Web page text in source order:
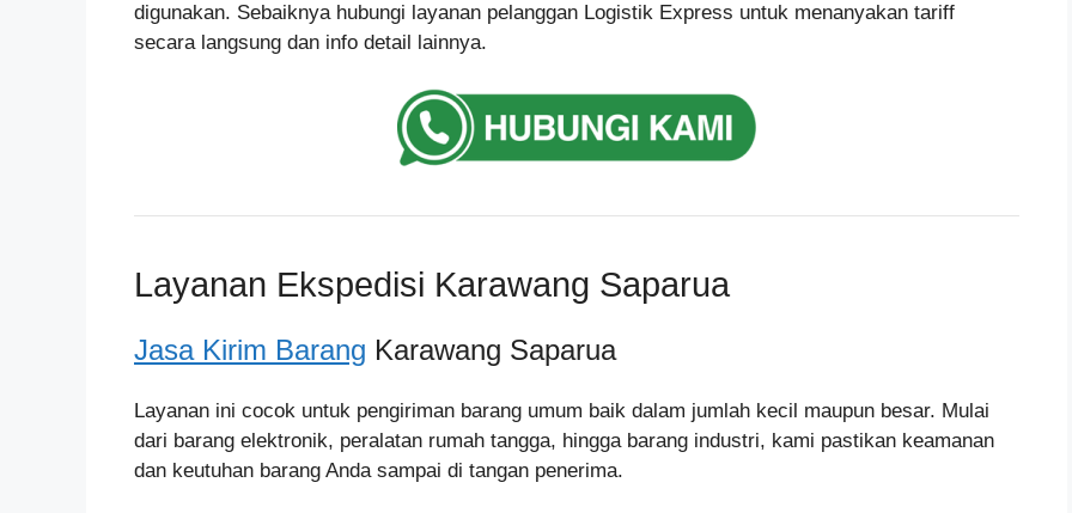
digunakan. Sebaiknya hubungi layanan pelanggan Logistik Express untuk menanyakan tariff
secara langsung dan info detail lainnya.
Layanan Ekspedisi Karawang Saparua
Jasa Kirim Barang Karawang Saparua
Layanan ini cocok untuk pengiriman barang umum baik dalam jumlah kecil maupun besar. Mulai
dari barang elektronik, peralatan rumah tangga, hingga barang industri, kami pastikan keamanan
dan keutuhan barang Anda sampai di tangan penerima.